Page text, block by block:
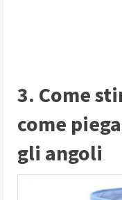
3. Come
come
gli angoli